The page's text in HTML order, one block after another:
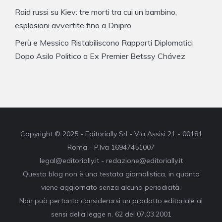
Raid russi su Kiev: tre morti tra cui un bambino,
esplosioni avvertite fino a Dnipro
Perù e Messico Ristabiliscono Rapporti Diplomatici
Dopo Asilo Politico a Ex Premier Betssy Chávez
Copyright © 2025 - Editorially Srl - Via Assisi 21 - 00181
Roma - P.Iva 16947451007
legal@editorially.it - redazione@editorially.it
Questo blog non è una testata giornalistica, in quanto
viene aggiornato senza alcuna periodicità.
Non può pertanto considerarsi un prodotto editoriale ai
sensi della legge n. 62 del 07.03.2001